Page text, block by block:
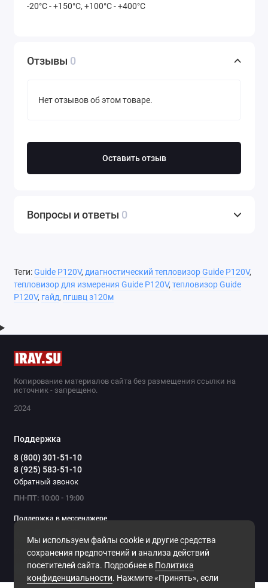
-20°С - +150°С, +100°С - +400°С
Отзывы 0
Нет отзывов об этом товаре.
Оставить отзыв
Вопросы и ответы 0
Теги:Guide P120V, диагностический тепловизор Guide P120V,
тепловизор для измерения Guide P120V, тепловизор Guide
P120V, гайд, пгшвц з120м
Мы используем файлы cookie и другие средства
сохранения предпочтений и анализа действий
посетителей сайта. Подробнее в Политика
конфиденциальности. Нажмите «Принять», если
Копирование материалов сайта без размещения ссылки на
источник - запрещено.
2024
Поддержка
8 (800) 301-51-10
8 (925) 583-51-10
Обратный звонок
ПН-ПТ: 10:00 - 19:00
Поддержка в мессенджере
Мы в сети